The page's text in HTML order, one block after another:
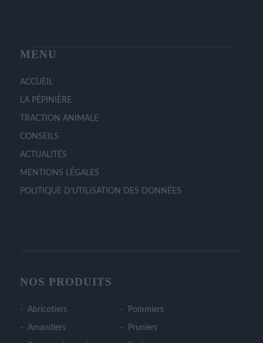
MENU
ACCUEIL
LA PÉPINIÈRE
TRACTION ANIMALE
CONSEILS
ACTUALITÉS
MENTIONS LÉGALES
POLITIQUE D’UTILISATION DES DONNÉES
NOS PRODUITS
Abricotiers
Amandiers
Pommiers
Pruniers